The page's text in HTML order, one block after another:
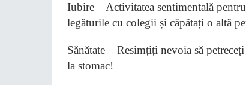
Iubire – Activitatea sentimentală
legăturile cu colegii și căpătați o altă
Sănătate – Resimțiți nevoia să
la stomac!